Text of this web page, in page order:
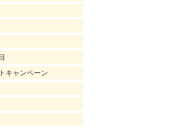
キャンペーン